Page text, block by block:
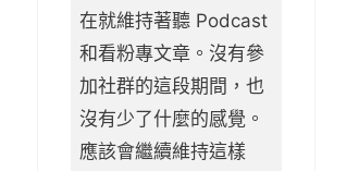
在就維持著聽 Podcast
和看粉專文章。沒有參
加社群的這段期間，也
沒有少了什麼的感覺。
應該會繼續維持這樣